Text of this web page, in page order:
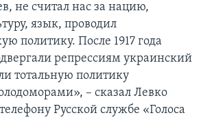
не считал нас за нацию,
язык, проводил
политику. После 1917 года
репрессиям украинский
тотальную политику
– сказал Левко
Русской службе «Голоса